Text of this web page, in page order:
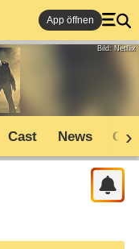
App öffnen
Bild: Netflix
Cast News